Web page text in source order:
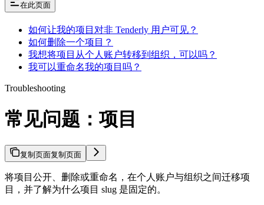
在此页面
如何让我的项目对非 Tenderly 用户可见？
如何删除一个项目？
我想将项目从个人账户转移到组织，可以吗？
我可以重命名我的项目吗？
Troubleshooting
常见问题：项目
复制页面复制页面
将项目公开、删除或重命名，在个人账户与组织之间迁移项
目，并了解为什么项目 slug 是固定的。